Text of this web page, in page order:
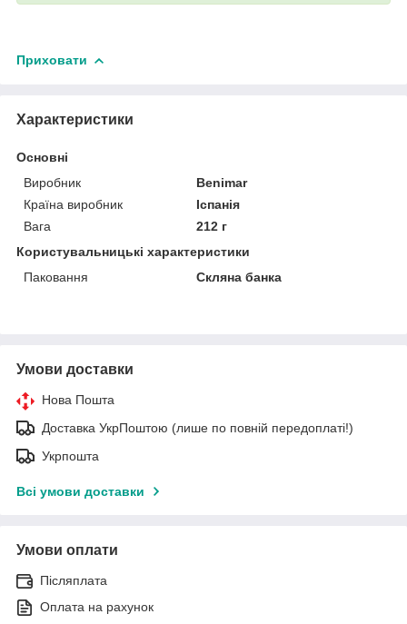
Приховати
Характеристики
Основні
Виробник
Benimar
Країна виробник
Іспанія
Вага
212 г
Користувальницькі характеристики
Паковання
Скляна банка
Умови доставки
Нова Пошта
Доставка УкрПоштою (лише по повній передоплаті!)
Укрпошта
Всі умови доставки
Умови оплати
Післяплата
Оплата на рахунок